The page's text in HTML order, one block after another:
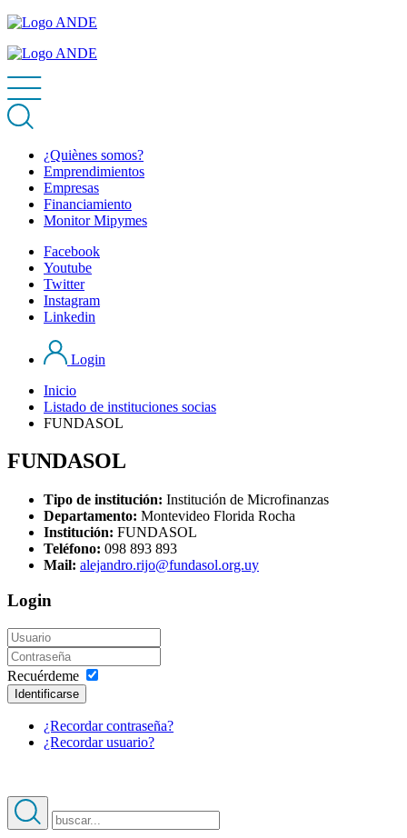
¿Quiènes somos?
Emprendimientos
Empresas
Financiamiento
Monitor Mipymes
Facebook
Youtube
Twitter
Instagram
Linkedin
Login
Inicio
Listado de instituciones socias
FUNDASOL
FUNDASOL
Tipo de institución: Institución de Microfinanzas
Departamento: Montevideo Florida Rocha
Institución: FUNDASOL
Teléfono: 098 893 893
Mail: alejandro.rijo@fundasol.org.uy
Login
Recuérdeme
Identificarse
¿Recordar contraseña?
¿Recordar usuario?